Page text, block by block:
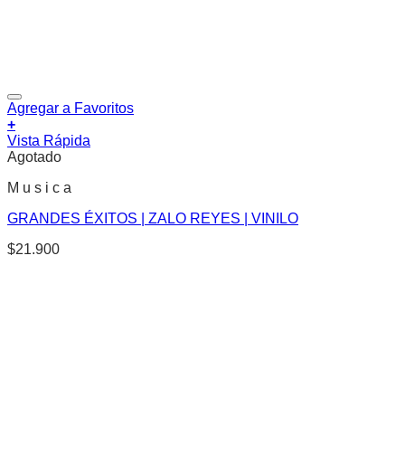
Agregar a Favoritos
+
Vista Rápida
Agotado
M u s i c a
GRANDES ÉXITOS | ZALO REYES | VINILO
$21.900